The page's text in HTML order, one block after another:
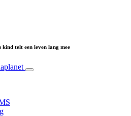
telt een leven lang mee